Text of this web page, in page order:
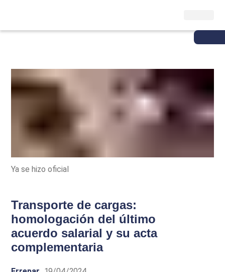
Ya se hizo oficial
Transporte de cargas:
homologación del último
acuerdo salarial y su acta
complementaria